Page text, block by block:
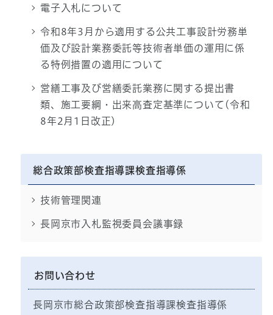
電子入札について
令和8年3月から適用する公共工事設計労務単
価及び設計業務委託等技術者単価の運用に係
る特例措置の適用について
営繕工事及び営繕委託業務に関する提出書
類、施工要綱・出来高査定基準について(令和
8年2月1日改正)
総合政策部検査指導課検査指導係
技術管理関連
長岡京市入札監視委員会議事録
お問い合わせ
長岡京市総合政策部検査指導課検査指導係